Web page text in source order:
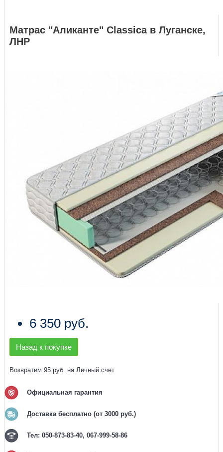
Матрас "Аликанте" Classica в Луганске,
ЛНР
6 350 руб.
Назад к покупке
Возвратим 95 руб. на Личный счет
Официальная гарантия
Доставка бесплатно (от 3000 руб.)
Тел: 050-873-83-40, 067-999-58-86